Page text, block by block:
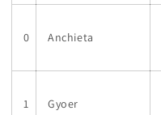
0 Anchieta
1 Gyoer